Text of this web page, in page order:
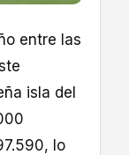
entre las
isla del
lo